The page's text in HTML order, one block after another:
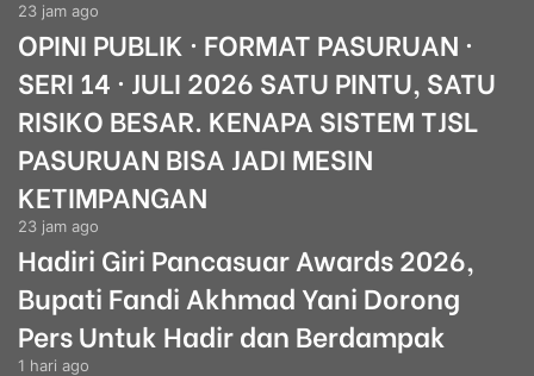
23 jam ago
OPINI PUBLIK · FORMAT PASURUAN ·
SERI 14 · JULI 2026 SATU PINTU, SATU
RISIKO BESAR. KENAPA SISTEM TJSL
PASURUAN BISA JADI MESIN
KETIMPANGAN
23 jam ago
Hadiri Giri Pancasuar Awards 2026,
Bupati Fandi Akhmad Yani Dorong
Pers Untuk Hadir dan Berdampak
1 hari ago